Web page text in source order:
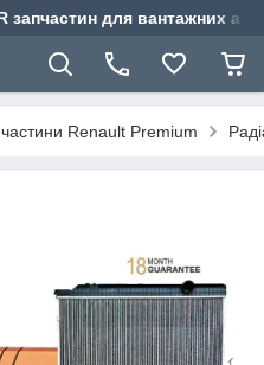
для вантажних
Renault Premium